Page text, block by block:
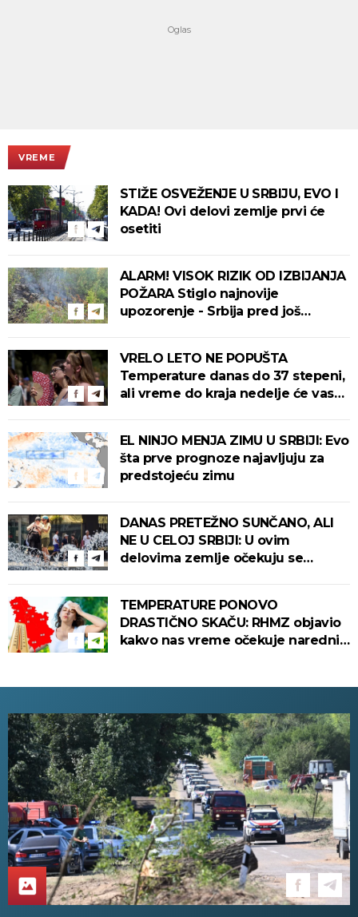
VREME
STIŽE OSVEŽENJE U SRBIJU, EVO I
KADA! Ovi delovi zemlje prvi će
osetiti
ALARM! VISOK RIZIK OD IZBIJANJA
POŽARA Stiglo najnovije
upozorenje - Srbija pred još
VRELO LETO NE POPUŠTA
Temperature danas do 37 stepeni,
ali vreme do kraja nedelje će vas
EL NINJO MENJA ZIMU U SRBIJI: Evo
šta prve prognoze najavljuju za
predstojeću zimu
DANAS PRETEŽNO SUNČANO, ALI
NE U CELOJ SRBIJI: U ovim
delovima zemlje očekuju se
TEMPERATURE PONOVO
DRASTIČNO SKAČU: RHMZ objavio
kakvo nas vreme očekuje narednih